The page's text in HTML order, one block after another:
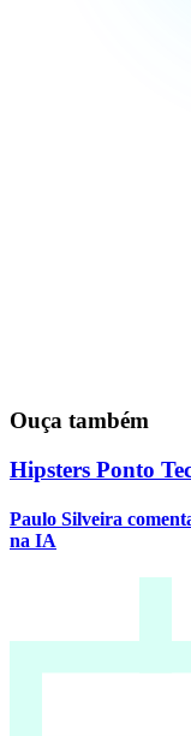
Ouça também
Hipsters Ponto
Paulo Silveira
na IA